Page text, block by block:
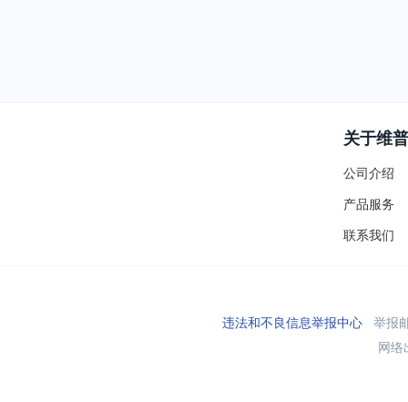
关于维普
公司介绍
产品服务
联系我们
违法和不良信息举报中心举报
网